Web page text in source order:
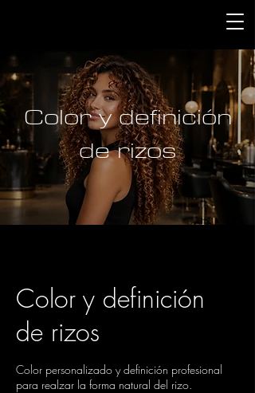
Color y definición
de rizos
Color y definición
de rizos
Color personalizado y definición profesional
para realzar la forma natural del rizo.